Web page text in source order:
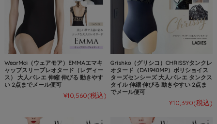
WearMoi（ウェアモア）EMMAエマキ
ャップスリーブレオタード（レディー
ス） 大人バレエ 伸縮 伸びる 動きやす
い 2点までメール便可
¥10,560(税込)
Grishko（グリシコ）CHRISSYタンクレ
オタード（DA1940MP）ボリショイス
ターズセンシーズ 大人バレエ タンクス
タイル 伸縮 伸びる 動きやすい 2点ま
でメール便可
¥10,390(税込)